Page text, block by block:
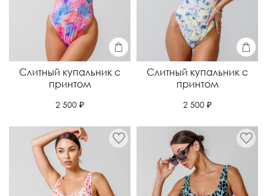
Слитный купальник с
принтом
2 500 ₽
Слитный купальник с
принтом
2 500 ₽